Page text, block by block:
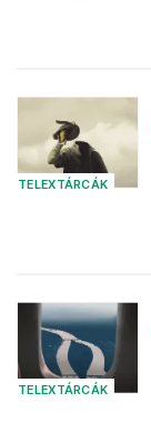
TELEXTÁRCÁK
TELEXTÁRCÁK